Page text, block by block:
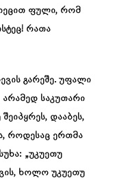
ფული, რომ
რათა
გარეშე. უფალი
საკუთარი
დააბეს,
როდესაც ერთმა
„უკუეთუ
ხოლო უკუეთუ